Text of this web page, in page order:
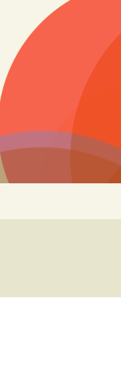
contenido